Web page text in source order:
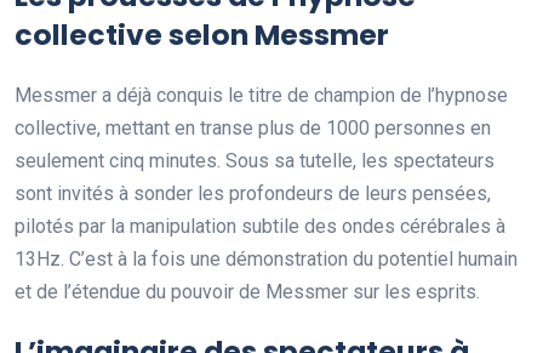
collective selon Messmer
Messmer a déjà conquis le titre de champion de l’hypnose
collective, mettant en transe plus de 1000 personnes en
seulement cinq minutes. Sous sa tutelle, les spectateurs
sont invités à sonder les profondeurs de leurs pensées,
pilotés par la manipulation subtile des ondes cérébrales à
13Hz. C’est à la fois une démonstration du potentiel humain
et de l’étendue du pouvoir de Messmer sur les esprits.